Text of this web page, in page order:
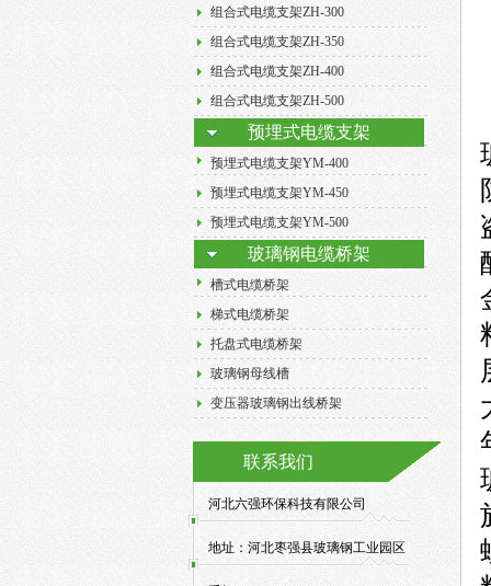
组合式电缆支架ZH-300
组合式电缆支架ZH-350
组合式电缆支架ZH-400
组合式电缆支架ZH-500
预埋式电缆支架
预埋式电缆支架YM-400
预埋式电缆支架YM-450
预埋式电缆支架YM-500
玻璃钢电缆桥架
槽式电缆桥架
梯式电缆桥架
托盘式电缆桥架
玻璃钢母线槽
变压器玻璃钢出线桥架
联系我们
河北六强环保科技有限公司
地址： 河北枣强县玻璃钢工业园区